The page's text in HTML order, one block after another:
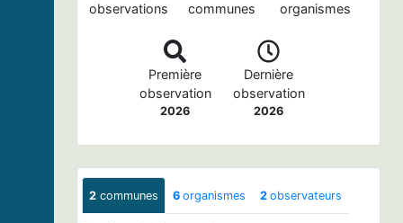
observations communes organismes
Première
observation
2026
Dernière
observation
2026
2 communes 6 organismes 2 observateurs